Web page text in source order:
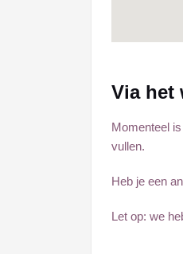
Via het
Momenteel
vullen.
Heb je een
Let op: we